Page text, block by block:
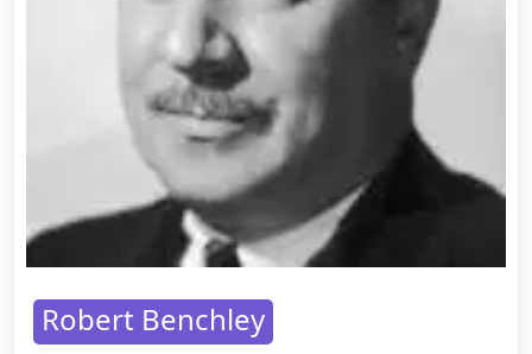
Robert Benchley